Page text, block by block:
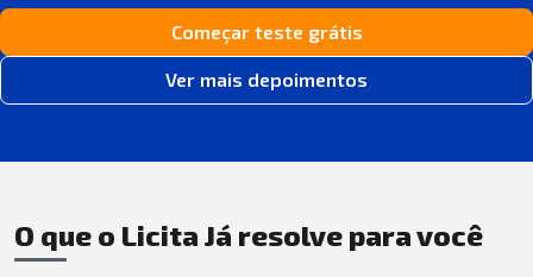
Começar teste grátis
Ver mais depoimentos
O que o Licita Já resolve para você